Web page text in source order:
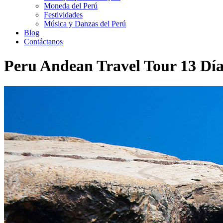
Moneda del Perú
Festividades
Música y Danzas del Perú
Blog
Contáctanos
Peru Andean Travel Tour 13